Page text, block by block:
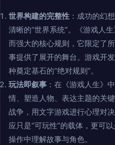
世界构建的完整性 ：成功的幻
清晰的“世界系统”。《游戏人
而强大的核心规则，它限定了
事提供了展开的舞台。游戏开
种奠定基石的“绝对规则”。
玩法即叙事 ：在《游戏人生》
情、塑造人物、表达主题的关
战争，用文字游戏进行心理对
应只是“可玩性”的载体，更可
操作中理解故事与角色。